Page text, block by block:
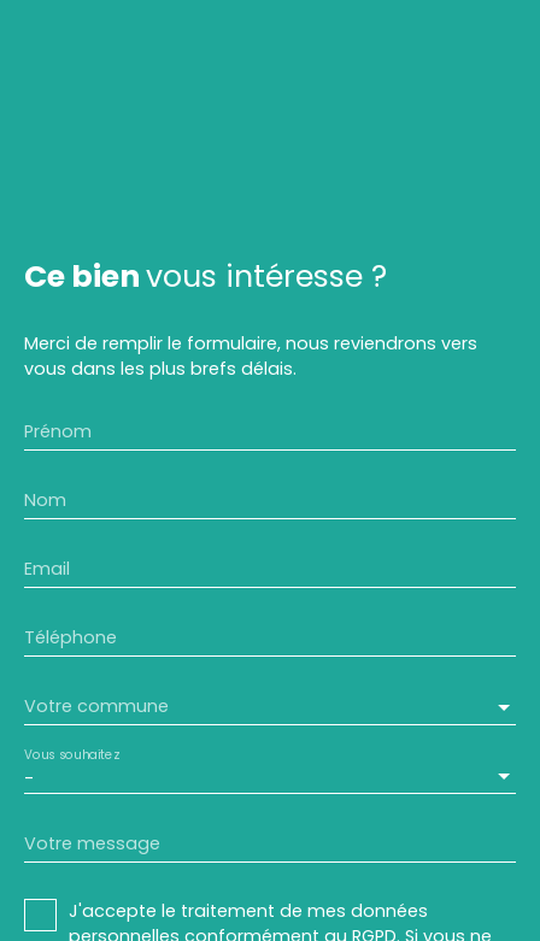
Ce bienvous intéresse ?
Merci de remplir le formulaire, nous reviendrons vers
vous dans les plus brefs délais.
Prénom
Nom
Email
Téléphone
Votre commune
-
Vous souhaitez
Votre message
J'accepte le traitement de mes données
personnelles conformément au RGPD. Si vous ne